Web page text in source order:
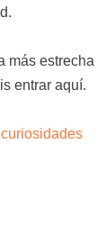
más estrecha
entrar aquí.
curiosidades